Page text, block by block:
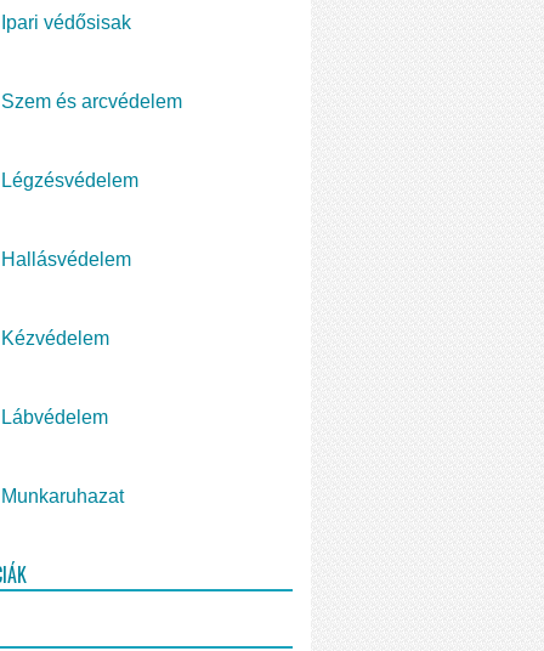
Ipari védősisak
Szem és arcvédelem
Légzésvédelem
Hallásvédelem
Kézvédelem
Lábvédelem
Munkaruhazat